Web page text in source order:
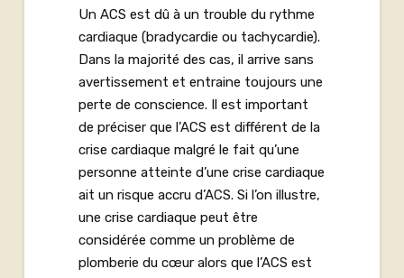
Un ACS est dû à un trouble du rythme
cardiaque (bradycardie ou tachycardie).
Dans la majorité des cas, il arrive sans
avertissement et entraine toujours une
perte de conscience. Il est important
de préciser que l’ACS est différent de la
crise cardiaque malgré le fait qu’une
personne atteinte d’une crise cardiaque
ait un risque accru d’ACS. Si l’on illustre,
une crise cardiaque peut être
considérée comme un problème de
plomberie du cœur alors que l’ACS est